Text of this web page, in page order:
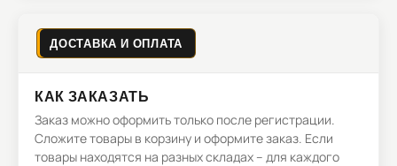
ДОСТАВКА И ОПЛАТА
КАК ЗАКАЗАТЬ
Заказ можно оформить только после регистрации.
Сложите товары в корзину и оформите заказ. Если
товары находятся на разных складах – для каждого